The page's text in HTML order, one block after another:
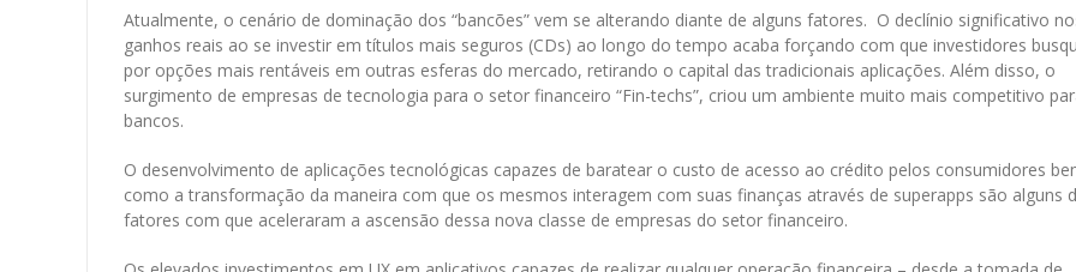
Atualmente, o cenário de dominação dos “bancões” vem se alterando diante de alguns fatores. O declínio significativo
ganhos reais ao se investir em títulos mais seguros (CDs) ao longo do tempo acaba forçando com que investidores
por opções mais rentáveis em outras esferas do mercado, retirando o capital das tradicionais aplicações. Além disso, o
surgimento de empresas de tecnologia para o setor financeiro “Fin-techs”, criou um ambiente muito mais competitivo
bancos.
O desenvolvimento de aplicações tecnológicas capazes de baratear o custo de acesso ao crédito pelos consumidores
como a transformação da maneira com que os mesmos interagem com suas finanças através de superapps são alguns
fatores com que aceleraram a ascensão dessa nova classe de empresas do setor financeiro.